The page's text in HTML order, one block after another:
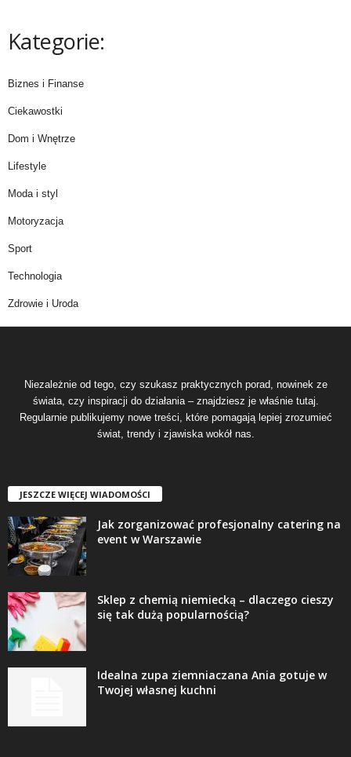
Kategorie:
Biznes i Finanse
Ciekawostki
Dom i Wnętrze
Lifestyle
Moda i styl
Motoryzacja
Sport
Technologia
Zdrowie i Uroda
Niezależnie od tego, czy szukasz praktycznych porad, nowinek ze
świata, czy inspiracji do działania – znajdziesz je właśnie tutaj.
Regularnie publikujemy nowe treści, które pomagają lepiej zrozumieć
świat, trendy i zjawiska wokół nas.
JESZCZE WIĘCEJ WIADOMOŚCI
Jak zorganizować profesjonalny catering na
event w Warszawie
Sklep z chemią niemiecką – dlaczego cieszy
się tak dużą popularnością?
Idealna zupa ziemniaczana Ania gotuje w
Twojej własnej kuchni